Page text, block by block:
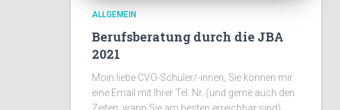
ALLGEMEIN
Berufsberatung durch die JBA
2021
Moin liebe CVO-Schüler/-innen, Sie können mir
eine Email mit Ihrer Tel. Nr. (und gerne auch den